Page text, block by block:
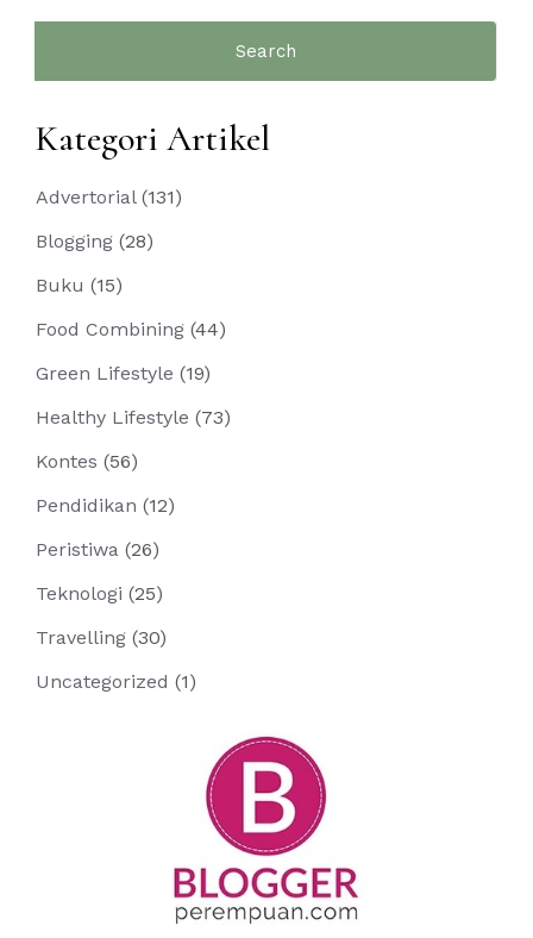
Kategori Artikel
Advertorial(131)
Blogging (28)
Buku (15)
Food Combining (44)
Green Lifestyle (19)
Healthy Lifestyle (73)
Kontes (56)
Pendidikan (12)
Peristiwa (26)
Teknologi (25)
Travelling (30)
Uncategorized (1)